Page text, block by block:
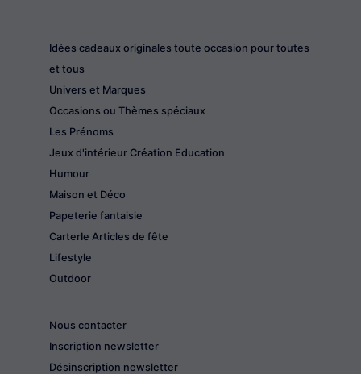
Idées cadeaux originales toute occasion pour toutes
et tous
Univers et Marques
Occasions ou Thèmes spéciaux
Les Prénoms
Jeux d'intérieur Création Education
Humour
Maison et Déco
Papeterie fantaisie
CarterIe Articles de fête
Lifestyle
Outdoor
Nous contacter
Inscription newsletter
Désinscription newsletter